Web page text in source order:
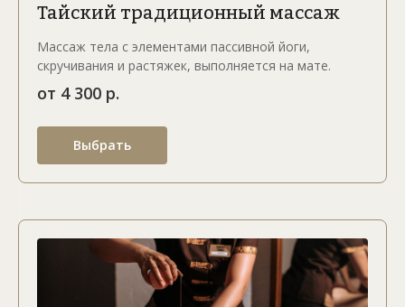
Тайский традиционный массаж
Массаж тела с элементами пассивной йоги,
скручивания и растяжек, выполняется на мате.
от 4 300 р.
Выбрать